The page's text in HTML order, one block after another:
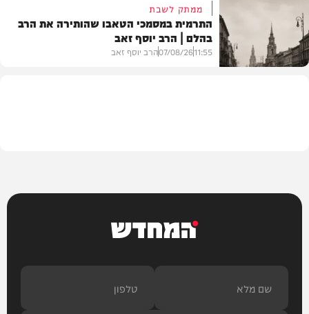
דעות
ממתק לשבת
התרמית במסמכי הטאבו שהותירה את הרב
בהלם | הרב יוסף זאב
11:55
07/08/26הרב יוסף זאב
המחדש